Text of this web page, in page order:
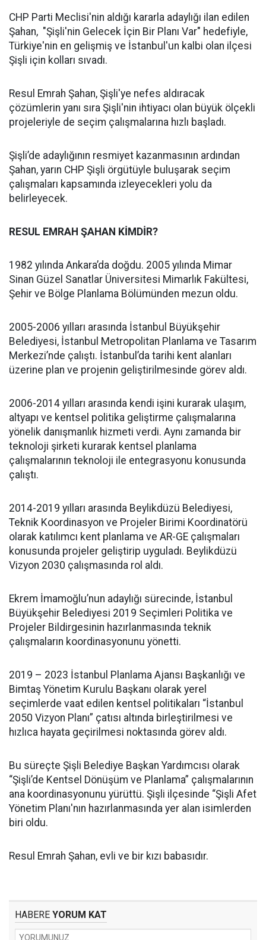
CHP Parti Meclisi'nin aldığı kararla adaylığı ilan edilen
Şahan, "Şişli'nin Gelecek İçin Bir Planı Var" hedefiyle,
Türkiye'nin en gelişmiş ve İstanbul'un kalbi olan ilçesi
Şişli için kolları sıvadı.
Resul Emrah Şahan, Şişli'ye nefes aldıracak
çözümlerin yanı sıra Şişli'nin ihtiyacı olan büyük ölçekli
projeleriyle de seçim çalışmalarına hızlı başladı.
Şişli’de adaylığının resmiyet kazanmasının ardından
Şahan, yarın CHP Şişli örgütüyle buluşarak seçim
çalışmaları kapsamında izleyecekleri yolu da
belirleyecek.
RESUL EMRAH ŞAHAN KİMDİR?
1982 yılında Ankara’da doğdu. 2005 yılında Mimar
Sinan Güzel Sanatlar Üniversitesi Mimarlık Fakültesi,
Şehir ve Bölge Planlama Bölümünden mezun oldu.
2005-2006 yılları arasında İstanbul Büyükşehir
Belediyesi, İstanbul Metropolitan Planlama ve Tasarım
Merkezi’nde çalıştı. İstanbul’da tarihi kent alanları
üzerine plan ve projenin geliştirilmesinde görev aldı.
2006-2014 yılları arasında kendi işini kurarak ulaşım,
altyapı ve kentsel politika geliştirme çalışmalarına
yönelik danışmanlık hizmeti verdi. Aynı zamanda bir
teknoloji şirketi kurarak kentsel planlama
çalışmalarının teknoloji ile entegrasyonu konusunda
çalıştı.
2014-2019 yılları arasında Beylikdüzü Belediyesi,
Teknik Koordinasyon ve Projeler Birimi Koordinatörü
olarak katılımcı kent planlama ve AR-GE çalışmaları
konusunda projeler geliştirip uyguladı. Beylikdüzü
Vizyon 2030 çalışmasında rol aldı.
Ekrem İmamoğlu’nun adaylığı sürecinde, İstanbul
Büyükşehir Belediyesi 2019 Seçimleri Politika ve
Projeler Bildirgesinin hazırlanmasında teknik
çalışmaların koordinasyonunu yönetti.
2019 – 2023 İstanbul Planlama Ajansı Başkanlığı ve
Bimtaş Yönetim Kurulu Başkanı olarak yerel
seçimlerde vaat edilen kentsel politikaları “İstanbul
2050 Vizyon Planı” çatısı altında birleştirilmesi ve
hızlıca hayata geçirilmesi noktasında görev aldı.
Bu süreçte Şişli Belediye Başkan Yardımcısı olarak
“Şişli’de Kentsel Dönüşüm ve Planlama” çalışmalarının
ana koordinasyonunu yürüttü. Şişli ilçesinde “Şişli Afet
Yönetim Planı'nın hazırlanmasında yer alan isimlerden
biri oldu.
Resul Emrah Şahan, evli ve bir kızı babasıdır.
HABERE YORUM KAT